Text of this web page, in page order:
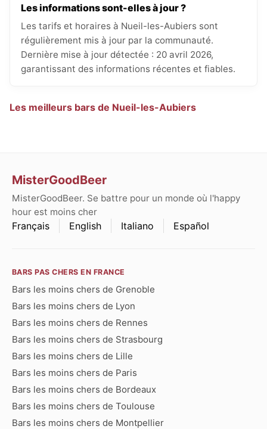
Les informations sont-elles à jour ?
Les tarifs et horaires à Nueil-les-Aubiers sont
régulièrement mis à jour par la communauté.
Dernière mise à jour détectée : 20 avril 2026,
garantissant des informations récentes et fiables.
Les meilleurs bars de Nueil-les-Aubiers
MisterGoodBeer
MisterGoodBeer. Se battre pour un monde où l'happy
hour est moins cher
Français English Italiano Español
BARS PAS CHERS EN FRANCE
Bars les moins chers de Grenoble
Bars les moins chers de Lyon
Bars les moins chers de Rennes
Bars les moins chers de Strasbourg
Bars les moins chers de Lille
Bars les moins chers de Paris
Bars les moins chers de Bordeaux
Bars les moins chers de Toulouse
Bars les moins chers de Montpellier